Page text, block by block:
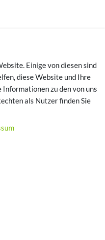
Einige von diesen sind
diese Website und Ihre
zu den von uns
als Nutzer finden Sie